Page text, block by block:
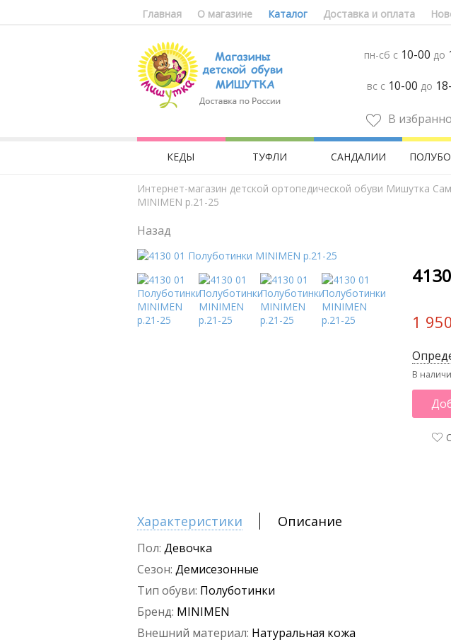
Главная О магазине Каталог Доставка и оплата
пн-сб с 10-00 до
вс с 10-00 до
В
КЕДЫ ТУФЛИ САНДАЛИИ
Интернет-магазин детской ортопедической обуви Мишутка
MINIMEN р.21-25
Назад
1
В
Характеристики Описание
Пол: Девочка
Сезон: Демисезонные
Тип обуви: Полуботинки
Бренд: MINIMEN
Внешний материал: Натуральная кожа